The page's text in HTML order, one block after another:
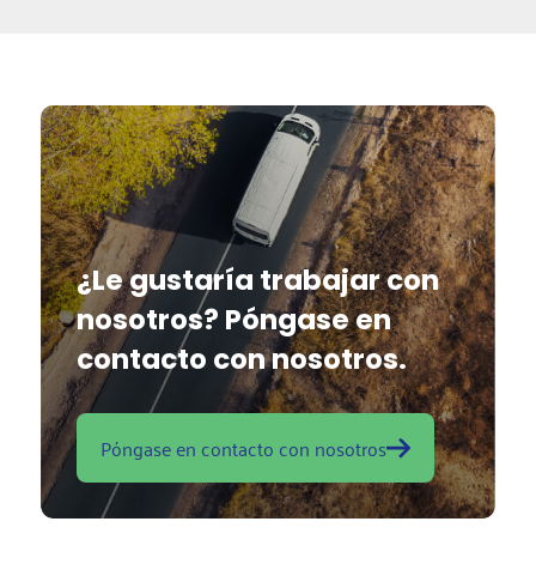
¿Le gustaría trabajar con
nosotros? Póngase en
contacto con nosotros.
Póngase en contacto con nosotros